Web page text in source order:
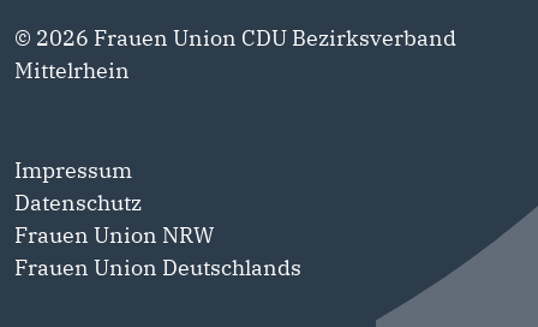
© 2026 Frauen Union CDU Bezirksverband
Mittelrhein
Impressum
Datenschutz
Frauen Union NRW
Frauen Union Deutschlands